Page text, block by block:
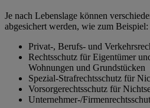
Je nach Lebenslage können
abgesichert werden, wie zum Beispiel:
Privat-, Berufs- und
Rechtsschutz für Eigentümer
Wohnungen und Grundstücken
Spezial-Strafrechtsschutz für
Vorsorgerechtsschutz für
Unternehmer-/